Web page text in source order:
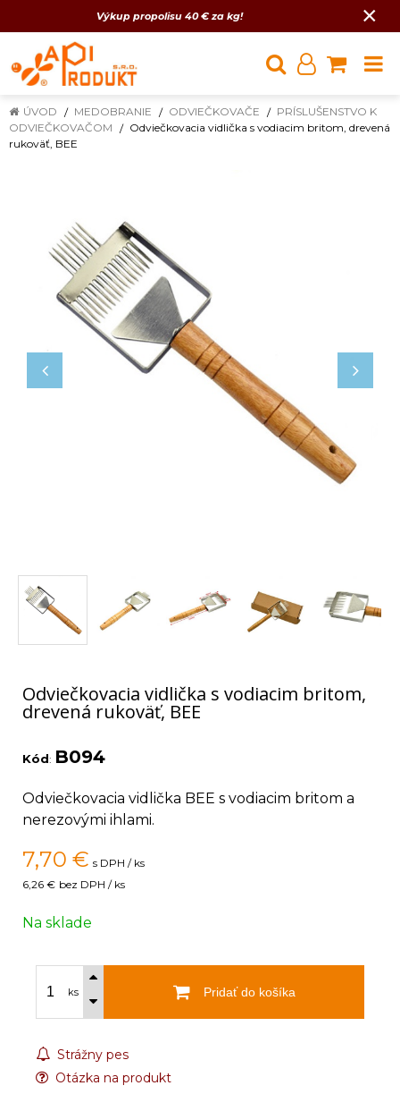
Výkup propolisu 40 € za kg! ×
ÚVOD MEDOBRANIE ODVIEČKOVAČE
PRÍSLUŠENSTVO K
ODVIEČKOVAČOM
Odviečkovacia vidlička s vodiacim britom, drevená
rukoväť, BEE
Odviečkovacia vidlička s vodiacim britom,
drevená rukoväť, BEE
Kód: B094
Odviečkovacia vidlička BEE s vodiacim britom a
nerezovými ihlami.
7,70 € s DPH / ks
6,26 € bez DPH / ks
Na sklade
ks Pridať do košíka
Strážny pes
Otázka na produkt